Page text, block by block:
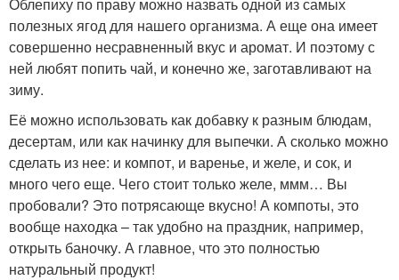
полезных ягод для нашего организма. А еще она имеет
совершенно несравненный вкус и аромат. И поэтому с
ней любят попить чай, и конечно же, заготавливают на
зиму.
Её можно использовать как добавку к разным блюдам,
десертам, или как начинку для выпечки. А сколько можно
сделать из нее: и компот, и варенье, и желе, и сок, и
много чего еще. Чего стоит только желе, ммм… Вы
пробовали? Это потрясающе вкусно! А компоты, это
вообще находка – так удобно на праздник, например,
открыть баночку. А главное, что это полностью
натуральный продукт!